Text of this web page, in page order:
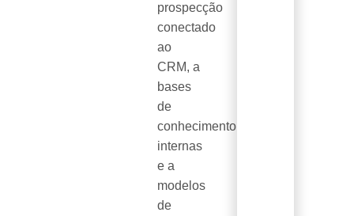
prospecção
conectado
ao
CRM, a
bases
de
conhecimento
internas
e a
modelos
de